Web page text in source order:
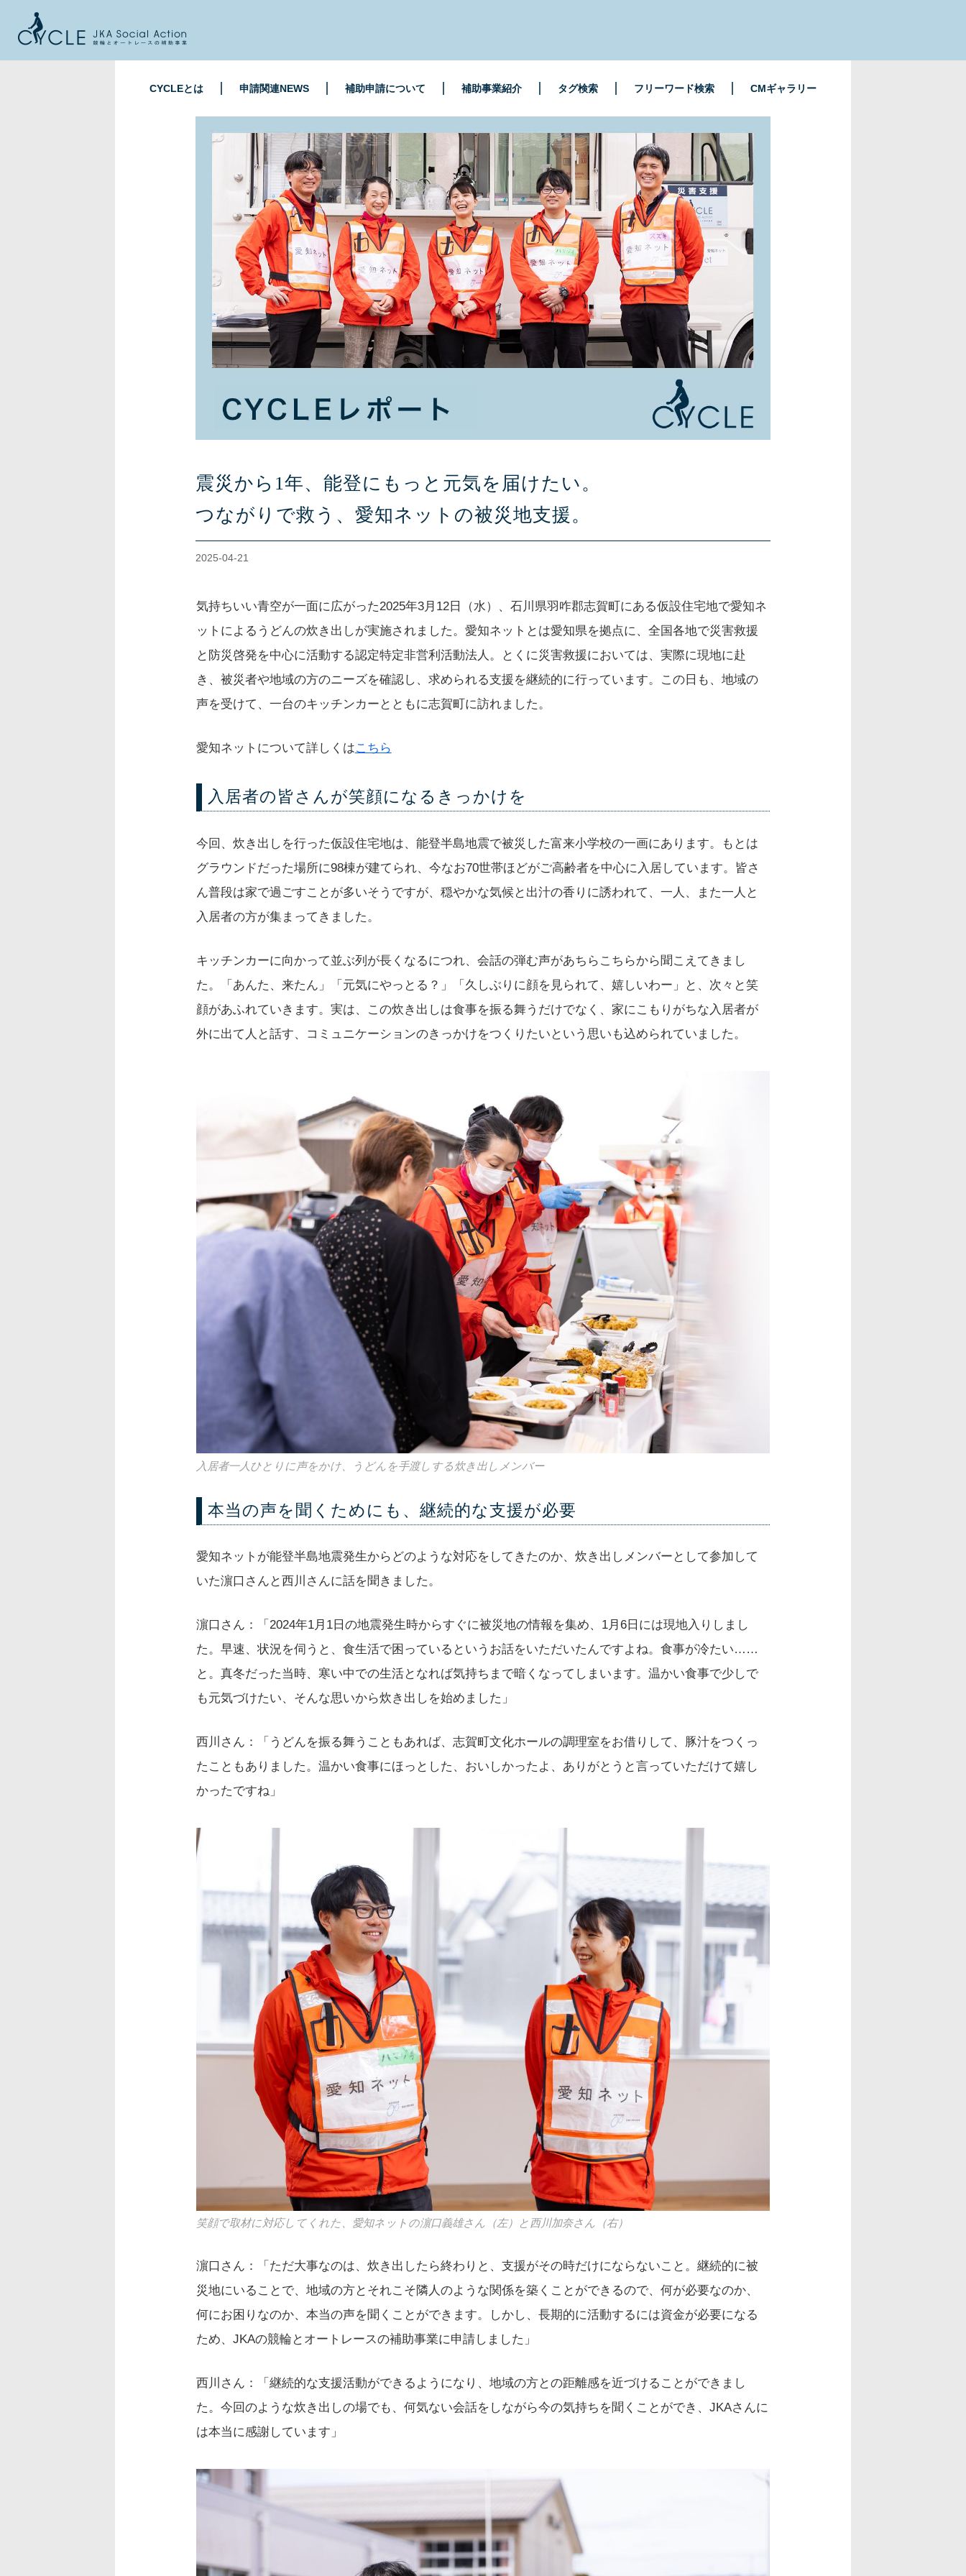
CYCLEとは 申請関連NEWS 補助申請について 補助事業紹介 タグ検索 フリーワード検索 CMギャラリー
震災から1年、能登にもっと元気を届けたい。
つながりで救う、愛知ネットの被災地支援。
2025-04-21
気持ちいい青空が一面に広がった2025年3月12日（水）、石川県羽咋郡志賀町にある仮設住宅地で愛知ネ
ットによるうどんの炊き出しが実施されました。愛知ネットとは愛知県を拠点に、全国各地で災害救援
と防災啓発を中心に活動する認定特定非営利活動法人。とくに災害救援においては、実際に現地に赴
き、被災者や地域の方のニーズを確認し、求められる支援を継続的に行っています。この日も、地域の
声を受けて、一台のキッチンカーとともに志賀町に訪れました。
愛知ネットについて詳しくはこちら
入居者の皆さんが笑顔になるきっかけを
今回、炊き出しを行った仮設住宅地は、能登半島地震で被災した富来小学校の一画にあります。もとは
グラウンドだった場所に98棟が建てられ、今なお70世帯ほどがご高齢者を中心に入居しています。皆さ
ん普段は家で過ごすことが多いそうですが、穏やかな気候と出汁の香りに誘われて、一人、また一人と
入居者の方が集まってきました。
キッチンカーに向かって並ぶ列が長くなるにつれ、会話の弾む声があちらこちらから聞こえてきまし
た。「あんた、来たん」「元気にやっとる？」「久しぶりに顔を見られて、嬉しいわー」と、次々と笑
顔があふれていきます。実は、この炊き出しは食事を振る舞うだけでなく、家にこもりがちな入居者が
外に出て人と話す、コミュニケーションのきっかけをつくりたいという思いも込められていました。
入居者一人ひとりに声をかけ、うどんを手渡しする炊き出しメンバー
本当の声を聞くためにも、継続的な支援が必要
愛知ネットが能登半島地震発生からどのような対応をしてきたのか、炊き出しメンバーとして参加して
いた濵口さんと西川さんに話を聞きました。
濵口さん：「2024年1月1日の地震発生時からすぐに被災地の情報を集め、1月6日には現地入りしまし
た。早速、状況を伺うと、食生活で困っているというお話をいただいたんですよね。食事が冷たい……
と。真冬だった当時、寒い中での生活となれば気持ちまで暗くなってしまいます。温かい食事で少しで
も元気づけたい、そんな思いから炊き出しを始めました」
西川さん：「うどんを振る舞うこともあれば、志賀町文化ホールの調理室をお借りして、豚汁をつくっ
たこともありました。温かい食事にほっとした、おいしかったよ、ありがとうと言っていただけて嬉し
かったですね」
笑顔で取材に対応してくれた、愛知ネットの濵口義雄さん（左）と西川加奈さん（右）
濵口さん：「ただ大事なのは、炊き出したら終わりと、支援がその時だけにならないこと。継続的に被
災地にいることで、地域の方とそれこそ隣人のような関係を築くことができるので、何が必要なのか、
何にお困りなのか、本当の声を聞くことができます。しかし、長期的に活動するには資金が必要になる
ため、JKAの競輪とオートレースの補助事業に申請しました」
西川さん：「継続的な支援活動ができるようになり、地域の方との距離感を近づけることができまし
た。今回のような炊き出しの場でも、何気ない会話をしながら今の気持ちを聞くことができ、JKAさんに
は本当に感謝しています」